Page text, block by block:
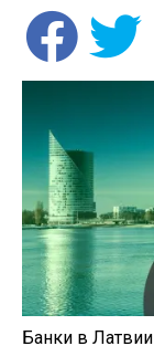
Банки в Латвии